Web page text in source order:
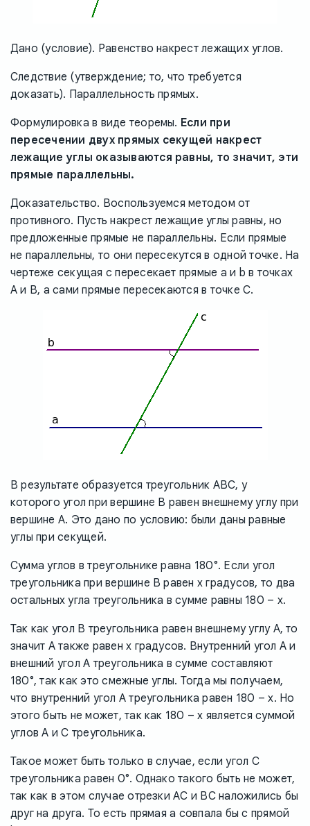
Дано (условие). Равенство накрест лежащих углов.
Следствие (утверждение; то, что требуется
доказать). Параллельность прямых.
Формулировка в виде теоремы. Если при
пересечении двух прямых секущей накрест
лежащие углы оказываются равны, то значит, эти
прямые параллельны.
Доказательство. Воспользуемся методом от
противного. Пусть накрест лежащие углы равны, но
предложенные прямые не параллельны. Если прямые
не параллельны, то они пересекутся в одной точке. На
чертеже секущая c пересекает прямые a и b в точках
A и B, а сами прямые пересекаются в точке C.
В результате образуется треугольник ABC, у
которого угол при вершине B равен внешнему углу при
вершине A. Это дано по условию: были даны равные
углы при секущей.
Сумма углов в треугольнике равна 180°. Если угол
треугольника при вершине B равен x градусов, то два
остальных угла треугольника в сумме равны 180 – x.
Так как угол B треугольника равен внешнему углу A, то
значит A также равен x градусов. Внутренний угол A и
внешний угол A треугольника в сумме составляют
180°, так как это смежные углы. Тогда мы получаем,
что внутренний угол A треугольника равен 180 – x. Но
этого быть не может, так как 180 – x является суммой
углов A и C треугольника.
Такое может быть только в случае, если угол C
треугольника равен 0°. Однако такого быть не может,
так как в этом случае отрезки AC и BC наложились бы
друг на друга. То есть прямая a совпала бы с прямой